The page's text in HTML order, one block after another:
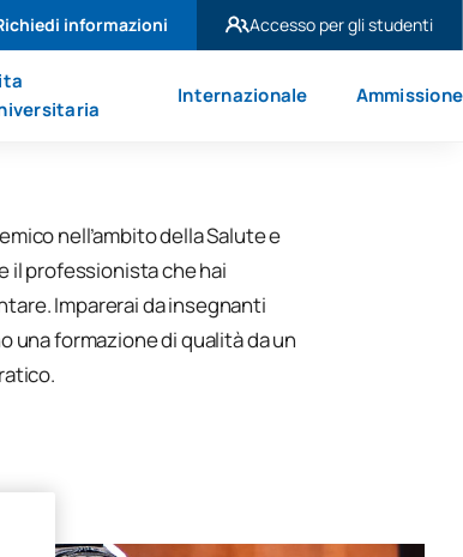
informazioni
Accesso per gli studenti
UAX Mare Nostrum
Internazionale Ammissione
nell’ambito della Salute e
il professionista che hai
Imparerai da insegnanti
una formazione di qualità da un